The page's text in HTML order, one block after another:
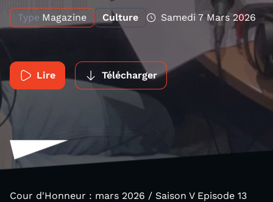
Type Magazine Culture Samedi 7 Mars 2026
Lire Télécharger
Cour d'Honneur : mars 2026 / Saison V Episode 13